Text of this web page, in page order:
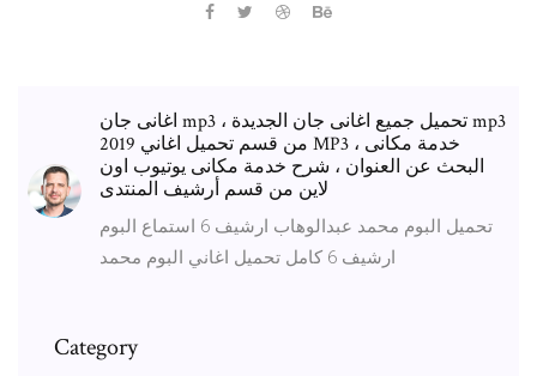
اغانى جان mp3 ، تحميل جميع اغانى جان الجديدة mp3
من قسم تحميل اغاني 2019 MP3 خدمة مكانى ،
البحث عن العنوان ، شرح خدمة مكانى يوتيوب اون
لاين من قسم أرشيف المنتدى
تحميل البوم محمد عبدالوهاب ارشيف 6 استماع البوم
ارشيف 6 كامل تحميل اغاني البوم محمد
Category